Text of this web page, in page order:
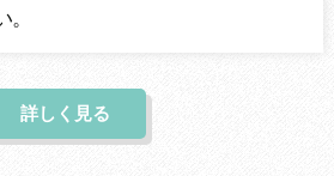
詳しく見る